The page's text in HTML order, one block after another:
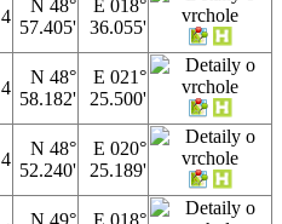
4
N 48°
57.405'
E 018°
36.055'
4
N 48°
58.182'
E 021°
25.500'
4
N 48°
52.240'
E 020°
25.189'
N 49°
E 018°